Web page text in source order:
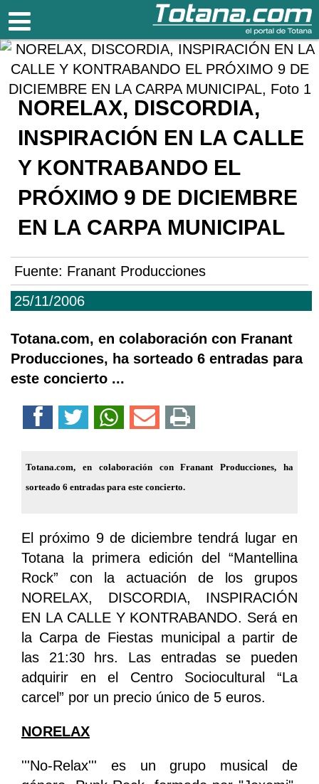
Totana.com
25/11/2006
NORELAX, DISCORDIA,
INSPIRACIÓN EN LA CALLE
Y KONTRABANDO EL
PRÓXIMO 9 DE DICIEMBRE
EN LA CARPA MUNICIPAL
Fuente: Franant Producciones
Totana.com, en colaboración con Franant
Producciones, ha sorteado 6 entradas para
este concierto ...
Totana.com, en colaboración con Franant Producciones, ha
sorteado 6 entradas para este concierto.
El próximo 9 de diciembre tendrá lugar en
Totana la primera edición del “Mantellina
Rock” con la actuación de los grupos
NORELAX, DISCORDIA, INSPIRACIÓN
EN LA CALLE Y KONTRABANDO. Será en
la Carpa de Fiestas municipal a partir de
las 21:30 hrs. Las entradas se pueden
adquirir en el Centro Sociocultural “La
carcel” por un precio único de 5 euros.
NORELAX
'''No-Relax''' es un grupo musical de